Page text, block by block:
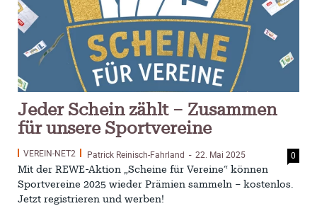
NUTZUNGSBEDINGUNGEN
DATENSCHUTZ
IMPRESSUM
KONTAKT
Archive
August 2026
Juli 2026
Jeder Schein zählt – Zusammen
für unsere Sportvereine
VEREIN-NET2 Patrick Reinisch-Fahrland - 22. Mai 2025 0
Mit der REWE-Aktion „Scheine für Vereine“ können
Sportvereine 2025 wieder Prämien sammeln – kostenlos.
Jetzt registrieren und werben!